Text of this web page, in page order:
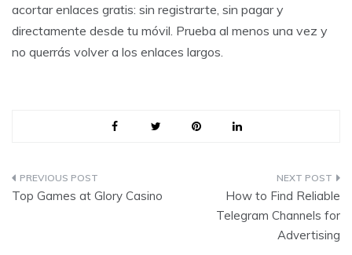
acortar enlaces gratis: sin registrarte, sin pagar y
directamente desde tu móvil. Prueba al menos una vez y
no querrás volver a los enlaces largos.
Post
Top Games at Glory Casino
How to Find Reliable
Telegram Channels for
Advertising